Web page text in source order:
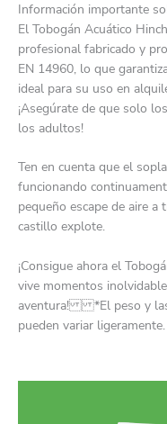
Información importante
El Tobogán Acuático
profesional fabricado y
EN 14960, lo que
ideal para su uso en
¡Asegúrate de que solo
los adultos!
Ten en cuenta que el
funcionando
pequeño escape de aire
castillo explote.
¡Consigue ahora el
vive momentos
aventura! *El peso y las
pueden variar ligeramente.